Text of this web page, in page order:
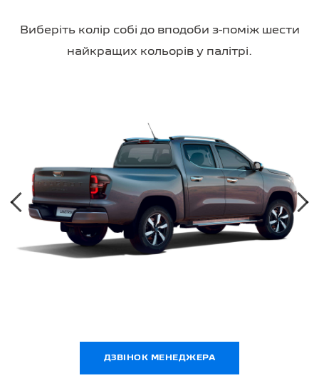
Виберіть колір собі до вподоби з-поміж шести
найкращих кольорів у палітрі.
‹ ›
ДЗВІНОК МЕНЕДЖЕРА